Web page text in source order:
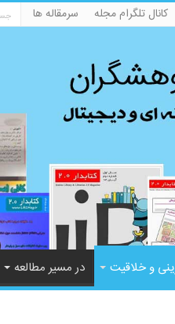
کانال تلگرام مجله سرمقاله ها
و خلاقیت در مسیر مطالعه